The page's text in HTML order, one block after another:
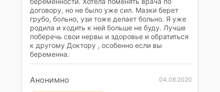
договору, но не было уже сил. Мазки берет
грубо, больно, узи тоже делает больно. Я уже
родила и ходить к ней больше не буду. Лучше
поберечь свои нервы и здоровье и обратиться
к другому Доктору , особенно если вы
беременна.
Анонимно 04.08.2020